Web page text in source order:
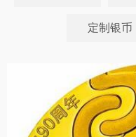
定制银币